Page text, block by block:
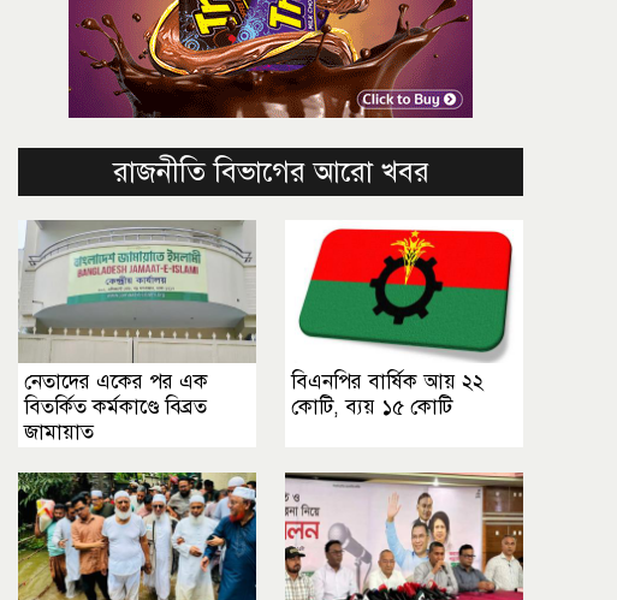
রাজনীতি বিভাগের আরো খবর
নেতাদের একের পর এক
বিতর্কিত কর্মকাণ্ডে বিব্রত
জামায়াত
বিএনপির বার্ষিক আয় ২২
কোটি, ব্যয় ১৫ কোটি